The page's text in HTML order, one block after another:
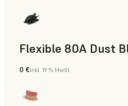
0 €inkl. 19 % MwSt.